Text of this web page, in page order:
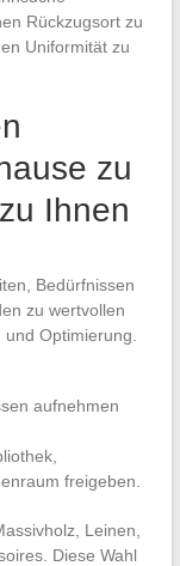
Rückzugsort zu
Uniformität zu
zu
Ihnen
Bedürfnissen
zu wertvollen
Optimierung.
aufnehmen
freigeben.
Leinen,
Diese Wahl